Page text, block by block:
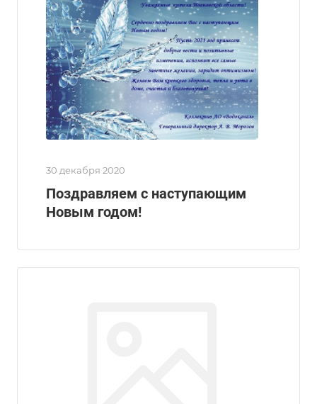
30 декабря 2020
Поздравляем с наступающим
Новым годом!